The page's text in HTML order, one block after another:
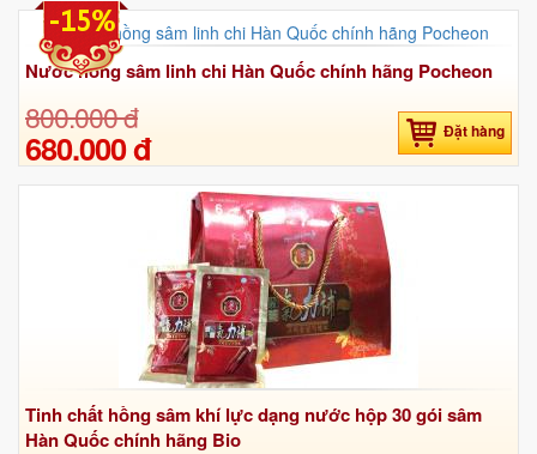
Nước hồng sâm linh chi Hàn Quốc chính hãng Pocheon
800.000 đ
680.000 đ Đặt hàng
-15%
Tinh chất hồng sâm khí lực dạng nước hộp 30 gói sâm
Hàn Quốc chính hãng Bio